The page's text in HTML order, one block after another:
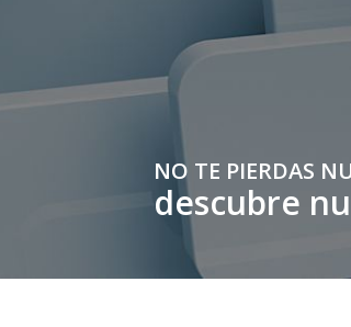
NO TE PIERDAS
descubre